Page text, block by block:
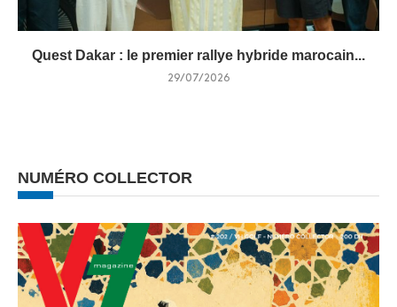
Quest Dakar : le premier rallye hybride marocain...
29/07/2026
NUMÉRO COLLECTOR